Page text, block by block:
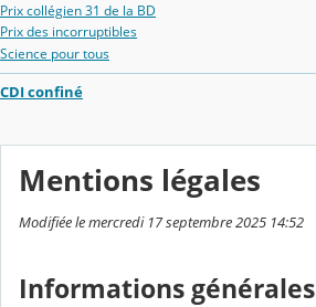
Prix collégien 31 de la BD
Prix des incorruptibles
Science pour tous
CDI confiné
Mentions légales
Modifiée le mercredi 17 septembre 2025 14:52
Informations générales